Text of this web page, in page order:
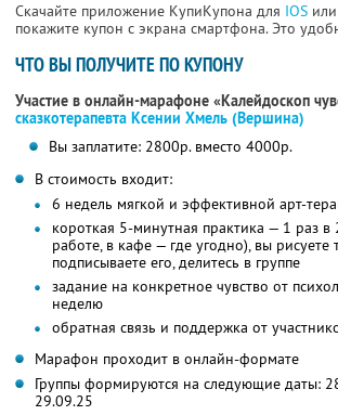
Скачайте приложение КупиКупона для IOS или
покажите купон с экрана смартфона. Это
ЧТО ВЫ ПОЛУЧИТЕ ПО КУПОНУ
Участие в онлайн-марафоне «Калейдоскоп
сказкотерапевта Ксении Хмель (Вершина)
Вы заплатите: 2800р. вместо 4000р.
В стоимость входит:
6 недель мягкой и эффективной арт-
короткая 5-минутная практика — 1 раз в
работе, в кафе — где угодно), вы рисуете
подписываете его, делитесь в группе
задание на конкретное чувство от
неделю
обратная связь и поддержка от
Марафон проходит в онлайн-формате
Группы формируются на следующие даты:
29.09.25